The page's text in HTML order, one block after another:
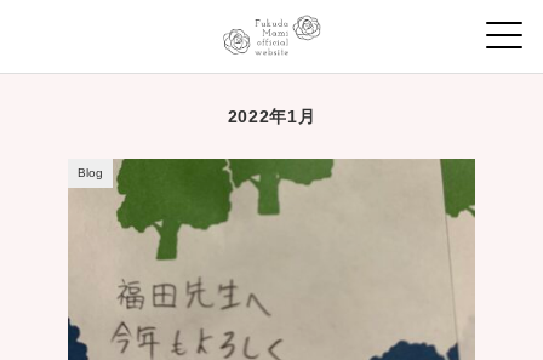
2022年1月
Blog